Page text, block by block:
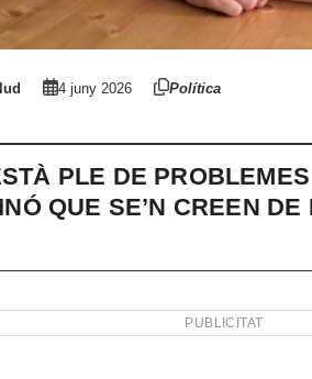
4 juny 2026 Política
PLE DE
QUE SE’N CREEN
PUBLICITAT